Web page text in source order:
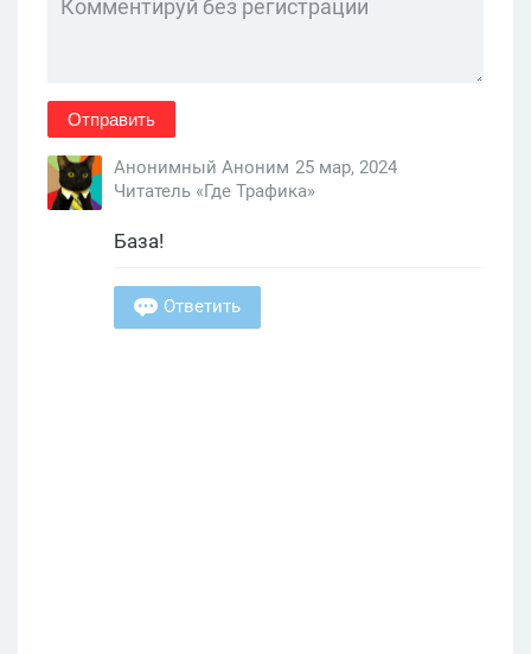
Отправить
Анонимный Аноним 25 мар, 2024
Читатель «Где Трафика»
База!
Ответить